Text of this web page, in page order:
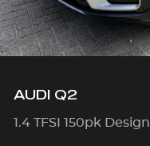
AUDI Q2
1.4 TFSI 150pk Design